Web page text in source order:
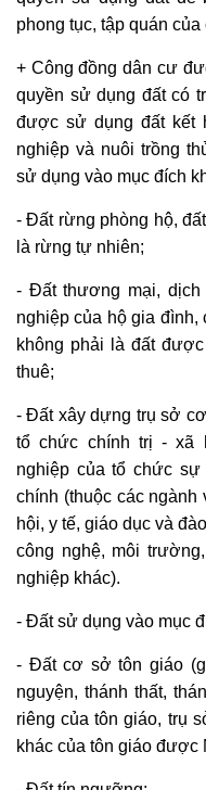
phong tục, tập quán của
+ Công đồng dân cư
quyền sử dụng đấtcó
được sử dụng đấtkết
nghiệp và nuôi trồng
sử dụng vào mục đích
- Đất rừng phòng hộ,
là rừng tự nhiên;
- Đất thương mại,
nghiệp của hộ gia đình,
không phải là đất
thuê;
- Đất xây dựng trụ sở
tổ chức chính trị - xã
nghiệp của tổ chức
chính (thuộc các ngành
hội, y tế, giáo dục và
công nghệ, môi
nghiệp khác).
- Đất sử dụng vào mục
- Đất cơ sở tôn giáo
nguyện, thánh thất,
riêng của tôn giáo, trụ
khác của tôn giáo được